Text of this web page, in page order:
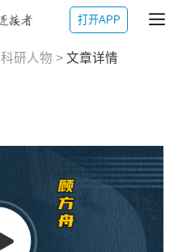
打开APP
科研人物 > 文章详情